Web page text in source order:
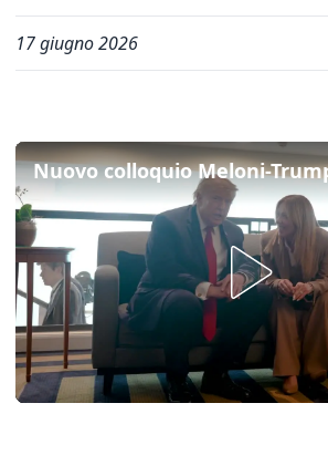
17 giugno 2026